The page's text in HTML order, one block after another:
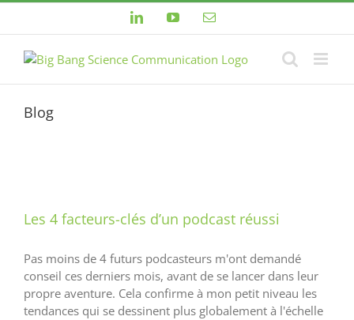
Passer
LinkedInYouTubeEmail
Blog
Les 4 facteurs-clés d’un podcast réussi
Pas moins de 4 futurs podcasteurs m'ont demandé
conseil ces derniers mois, avant de se lancer dans leur
propre aventure. Cela confirme à mon petit niveau les
tendances qui se dessinent plus globalement à l'échelle